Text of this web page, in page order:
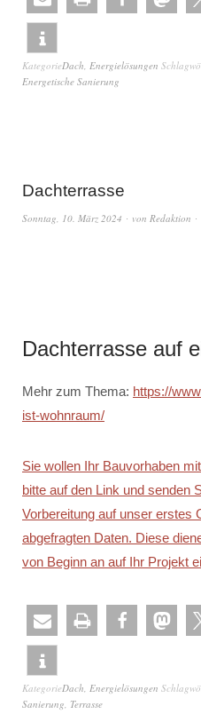
KategorieDach Energielösungen
Energetische Sanierung
Dachterrasse
Sonntag, 10. März 2024 von Redaktion
Dachterrasse auf
Mehr zum Thema: https://
ist-wohnraum/
Sie wollen Ihr Bauvorhaben
bitte auf den Link und senden
Vorbereitung auf unser erstes
abgefragten Daten. Diese
von Beginn an auf Ihr Projekt
KategorieDach Energielösungen
Sanierung Terrasse